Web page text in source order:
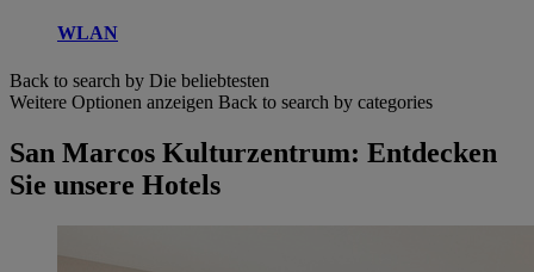
WLAN
Back to search by Die beliebtesten
Weitere Optionen anzeigen Back to search by categories
San Marcos Kulturzentrum: Entdecken
Sie unsere Hotels